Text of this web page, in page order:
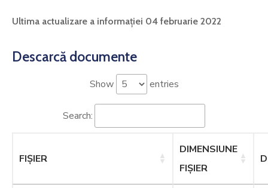
Juridice
Impozite,
Taxe
Ultima actualizare a informației 04 februarie 2022
Descarcă documente
Show entries
Search:
FIȘIER
DIMENSIUNE
FIȘIER